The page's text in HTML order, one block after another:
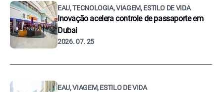
EAU, TECNOLOGIA, VIAGEM, ESTILO DE VIDA
Inovação acelera controle de passaporte em
Dubai
2026. 07. 25
EAU, VIAGEM, ESTILO DE VIDA